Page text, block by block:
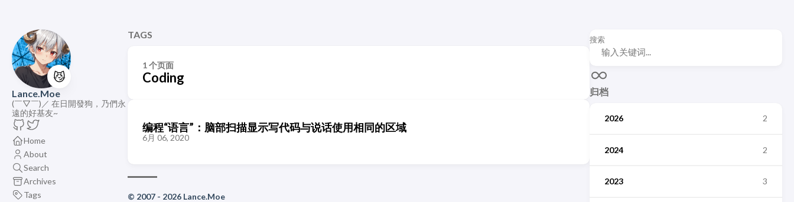
😼
Lance.Moe
(￣▽￣)／ 在日開發狗，乃們永
遠的好基友~
Home
About
Search
Archives
Tags
搜索
归档
2026 2
2024 2
2023 3
TAGS
1 个页面
Coding
编程“语言”：脑部扫描显示写代码与说话使用相同的区域
6月 06, 2020
© 2007 - 2026 Lance.Moe